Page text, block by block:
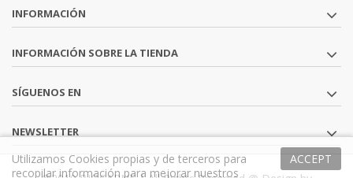
INFORMACIÓN
INFORMACIÓN SOBRE LA TIENDA
SÍGUENOS EN
NEWSLETTER
ACCEPT
Utilizamos Cookies propias y de terceros para
recopilar información para mejorar nuestros